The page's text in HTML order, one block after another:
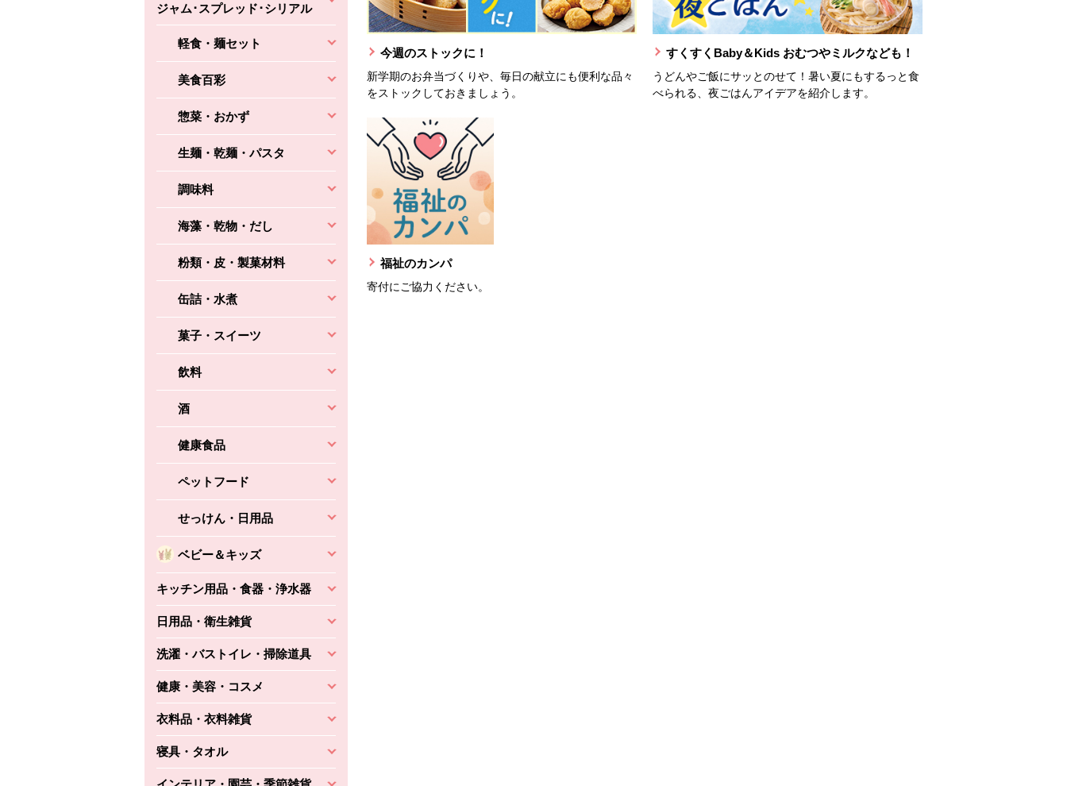
ジャム･スプレッド･シリアル
軽食・麺セット
美食百彩
惣菜・おかず
生麺・乾麺・パスタ
調味料
海藻・乾物・だし
粉類・皮・製菓材料
缶詰・水煮
菓子・スイーツ
飲料
酒
健康食品
ペットフード
せっけん・日用品
ベビー＆キッズ
キッチン用品・食器・浄水器
日用品・衛生雑貨
洗濯・バストイレ・掃除道具
健康・美容・コスメ
衣料品・衣料雑貨
寝具・タオル
今週のストックに！
新学期のお弁当づくりや、毎日の献立にも便利な品々
をストックしておきましょう。
すくすくBaby＆Kids おむつやミルクなども！
うどんやご飯にサッとのせて！暑い夏にもするっと食
べられる、夜ごはんアイデアを紹介します。
福祉のカンパ
寄付にご協力ください。